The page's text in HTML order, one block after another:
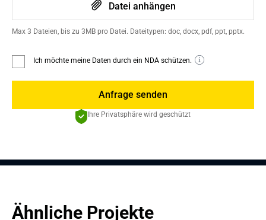
Datei anhängen
Max 3 Dateien, bis zu 3MB pro Datei. Dateitypen: doc, docx, pdf, ppt, pptx.
Ich möchte meine Daten durch ein NDA schützen.
Anfrage senden
Ihre Privatsphäre wird geschützt
Ähnliche Projekte